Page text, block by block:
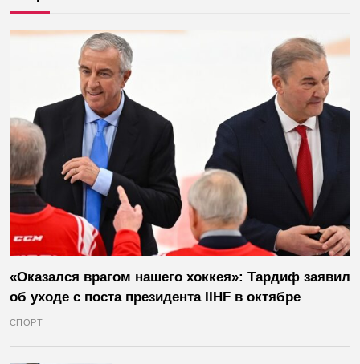
«Оказался врагом нашего хоккея»: Тардиф заявил
об уходе с поста президента IIHF в октябре
СПОРТ